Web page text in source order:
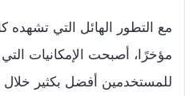
مع التطور الهائل التي تشهده
مؤخرًا، أصبحت الإمكانيات
للمستخدمين أفضل بكثير خلال